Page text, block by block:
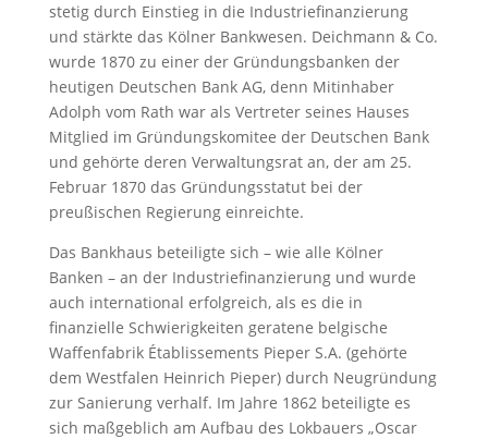
stetig durch Einstieg in die Industriefinanzierung
und stärkte das Kölner Bankwesen. Deichmann & Co.
wurde 1870 zu einer der Gründungsbanken der
heutigen Deutschen Bank AG, denn Mitinhaber
Adolph vom Rath war als Vertreter seines Hauses
Mitglied im Gründungskomitee der Deutschen Bank
und gehörte deren Verwaltungsrat an, der am 25.
Februar 1870 das Gründungsstatut bei der
preußischen Regierung einreichte.
Das Bankhaus beteiligte sich – wie alle Kölner
Banken – an der Industriefinanzierung und wurde
auch international erfolgreich, als es die in
finanzielle Schwierigkeiten geratene belgische
Waffenfabrik Établissements Pieper S.A. (gehörte
dem Westfalen Heinrich Pieper) durch Neugründung
zur Sanierung verhalf. Im Jahre 1862 beteiligte es
sich maßgeblich am Aufbau des Lokbauers „Oscar